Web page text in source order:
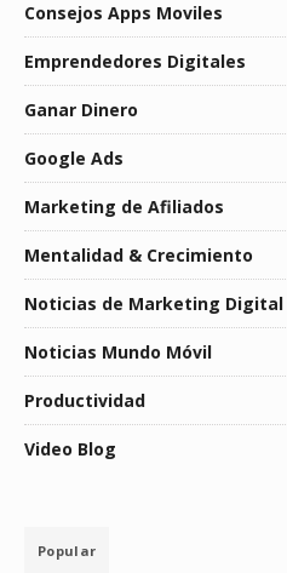
Consejos Apps Moviles
Emprendedores Digitales
Ganar Dinero
Google Ads
Marketing de Afiliados
Mentalidad & Crecimiento
Noticias de Marketing Digital
Noticias Mundo Móvil
Productividad
Video Blog
Popular